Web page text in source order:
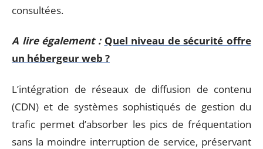
consultées.
A lire également : Quel niveau de sécurité offre
un hébergeur web ?
L’intégration de réseaux de diffusion de contenu
(CDN) et de systèmes sophistiqués de gestion du
trafic permet d’absorber les pics de fréquentation
sans la moindre interruption de service, préservant